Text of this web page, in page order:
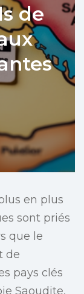
de
en plus
sont priés
que le
de
pays clés
Saoudite,